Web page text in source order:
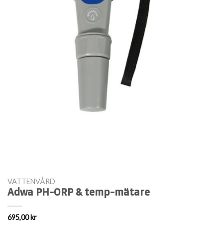
VATTENVÅRD
Adwa PH-ORP & temp-mätare
695,00kr